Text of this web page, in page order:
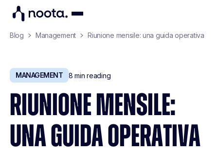
Blog Management Riunione mensile: una guida operativa
MANAGEMENT 8 min reading
RIUNIONE MENSILE:
UNA GUIDA OPERATIVA